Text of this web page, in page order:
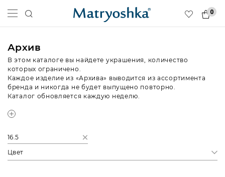
0
Архив
В этом каталоге вы найдете украшения, количество
которых ограничено.
Каждое изделие из «Архива» выводится из ассортимента
бренда и никогда не будет выпущено повторно.
Каталог обновляется каждую неделю.
16.5
Цвет